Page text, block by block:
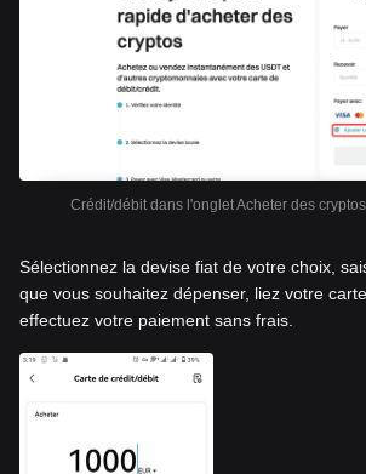
Crédit/débit dans l'onglet Acheter des
Sélectionnez la devise fiat de votre choix,
que vous souhaitez dépenser, liez votre
effectuez votre paiement sans frais.